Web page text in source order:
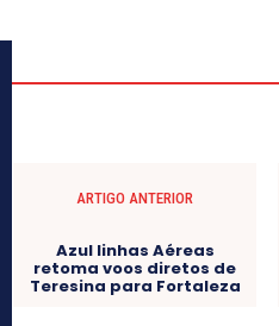
ARTIGO ANTERIOR
Azul linhas Aéreas
retoma voos diretos de
Teresina para Fortaleza